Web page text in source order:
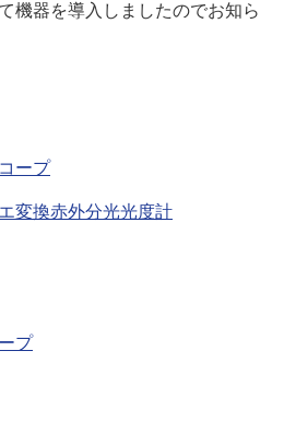
機器を導入しましたのでお知ら
ープ
変換赤外分光光度計
プ